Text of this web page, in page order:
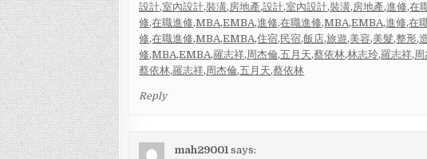
設計,室內設計,裝潢,房地產,設計,室內設計,裝潢,房地產,進修,在
修,在職進修,MBA,EMBA,進修,在職進修,MBA,EMBA,進修,在
修,在職進修,MBA,EMBA,住宿, 民宿,飯店,旅遊,美容,美髮,整形,
修,MBA,EMBA,羅志祥,周杰倫,五月天,蔡依林,林志玲,羅志祥,
蔡依林,羅志祥,周杰倫,五月天,蔡依林
Reply
mah29001 says: